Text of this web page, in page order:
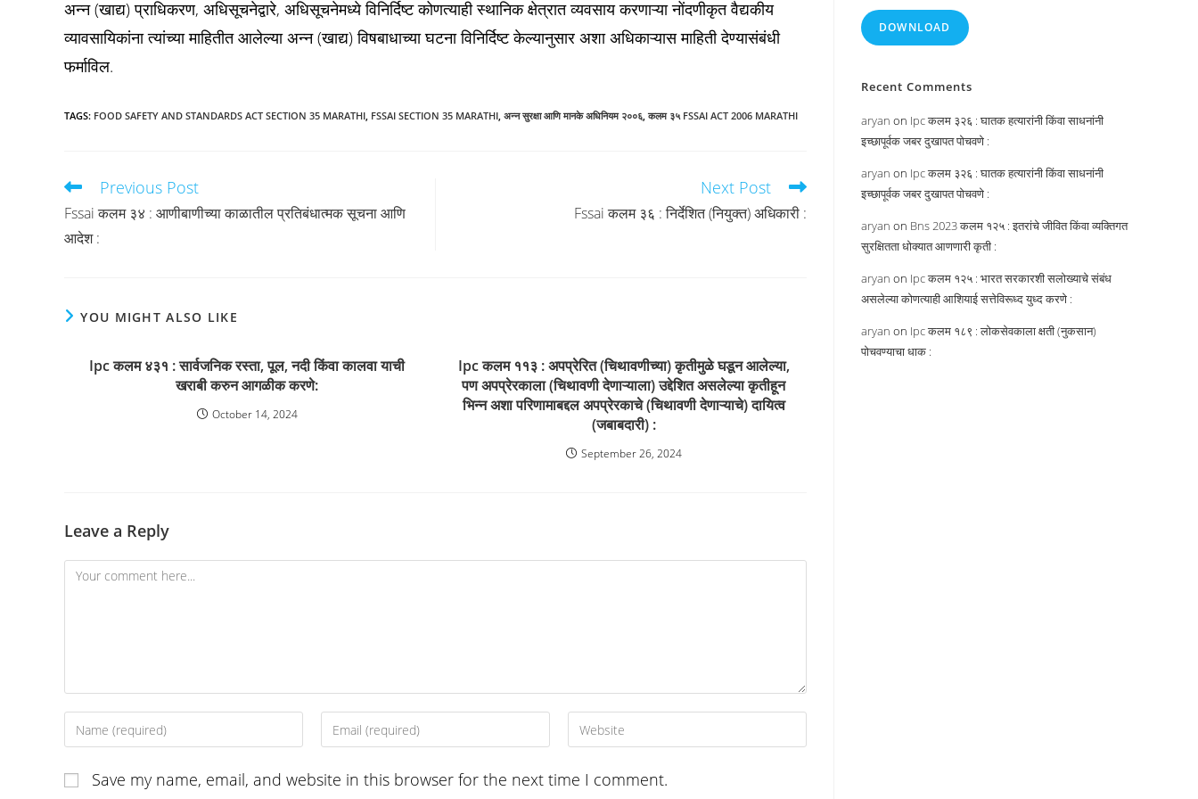
अन्न (खाद्य) प्राधिकरण, अधिसूचनेद्वारे, अधिसूचनेमध्ये विनिर्दिष्ट कोणत्याही स्थानिक क्षेत्रात व्यवसाय करणाऱ्या नोंदणीकृत वैद्यकीय
व्यावसायिकांना त्यांच्या माहितीत आलेल्या अन्न (खाद्य) विषबाधाच्या घटना विनिर्दिष्ट केल्यानुसार अशा अधिकाऱ्यास माहिती देण्यासंबंधी
फर्माविल.
TAGS: FOOD SAFETY AND STANDARDS ACT SECTION 35 MARATHI, FSSAI SECTION 35 MARATHI, अन्न सुरक्षा आणि मानके अधिनियम २००६, कलम ३५ FSSAI ACT 2006 MARATHI
Read
articles
Previous Post
Fssai कलम ३४ : आणीबाणीच्या काळातील प्रतिबंधात्मक सूचना आणि
आदेश :
Next Post
Fssai कलम ३६ : निर्देशित (नियुक्त) अधिकारी :
YOU MIGHT ALSO LIKE
Ipc कलम ४३१ : सार्वजनिक रस्ता, पूल, नदी किंवा कालवा याची
खराबी करुन आगळीक करणे:
October 14, 2024
Ipc कलम ११३ : अपप्रेरित (चिथावणीच्या) कृतीमुळे घडून आलेल्या,
पण अपप्रेरकाला (चिथावणी देणाऱ्याला) उद्देशित असलेल्या कृतीहून
भिन्न अशा परिणामाबद्दल अपप्रेरकाचे (चिथावणी देणाऱ्याचे) दायित्व
(जबाबदारी) :
September 26, 2024
Leave a Reply
Comment
Enter
your
or
Enter
your
address
Enter
your
URL
Save my name, email, and website in this browser for the next time I comment.
DOWNLOAD
Recent Comments
aryan on Ipc कलम ३२६ : घातक हत्यारांनी किंवा साधनांनी
इच्छापूर्वक जबर दुखापत पोचवणे :
aryan on Ipc कलम ३२६ : घातक हत्यारांनी किंवा साधनांनी
इच्छापूर्वक जबर दुखापत पोचवणे :
aryan on Bns 2023 कलम १२५ : इतरांचे जीवित किंवा व्यक्तिगत
सुरक्षितता धोक्यात आणणारी कृती :
aryan on Ipc कलम १२५ : भारत सरकारशी सलोख्याचे संबंध
असलेल्या कोणत्याही आशियाई सत्तेविरूध्द युध्द करणे :
aryan on Ipc कलम १८९ : लोकसेवकाला क्षती (नुकसान)
पोचवण्याचा धाक :